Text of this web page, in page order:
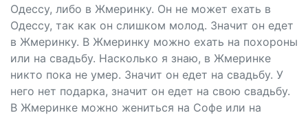
Одессу, либо в Жмеринку. Он не может ехать в
Одессу, так как он слишком молод. Значит он едет
в Жмеринку. В Жмеринку можно ехать на похороны
или на свадьбу. Насколько я знаю, в Жмеринке
никто пока не умер. Значит он едет на свадьбу. У
него нет подарка, значит он едет на свою свадьбу.
В Жмеринке можно жениться на Софе или на